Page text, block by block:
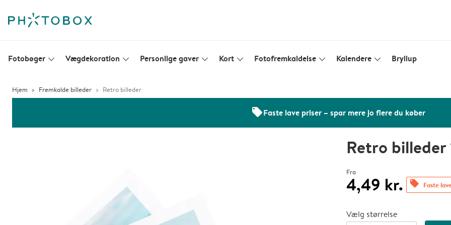
Fotobøger slim_arrow_down Vægdekoration slim_arrow_down Personlige gaver slim_arrow_down Kort slim_arrow_down Fotofremkaldelse slim_arrow_down Kalendere slim_arrow_down Bryllup
Hjem Fremkalde billeder Retro billeder
offersFaste lave priser – spar mere jo flere du køber
Retro billeder
Fra
4,49 kr. offers Faste
Vælg størrelse